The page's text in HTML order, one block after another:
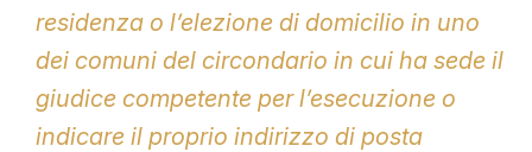
residenza o l’elezione di domicilio in uno
dei comuni del circondario in cui ha sede il
giudice competente per l’esecuzione o
indicare il proprio indirizzo di posta